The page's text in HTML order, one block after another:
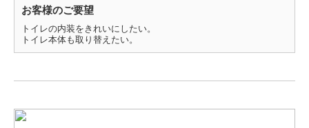
お客様のご要望
トイレの内装をきれいにしたい。
トイレ本体も取り替えたい。